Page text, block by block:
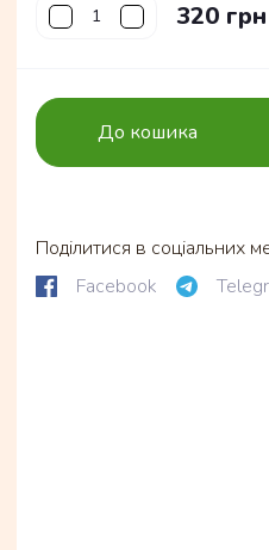
320 грн
До кошика
Поділитися в соціальних
Facebook